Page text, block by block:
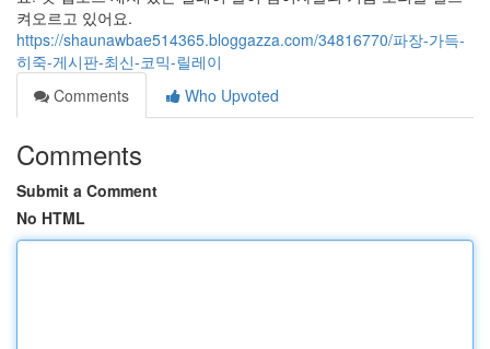
켜오르고 있어요.
https://shaunawbae514365.bloggazza.com/34816770/파장-가득-
히죽-게시판-최신-코믹-릴레이
Comments
Who Upvoted
Comments
Submit a Comment
No HTML